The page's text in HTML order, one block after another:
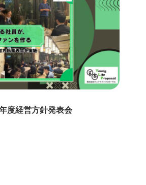
度経営方針発表会